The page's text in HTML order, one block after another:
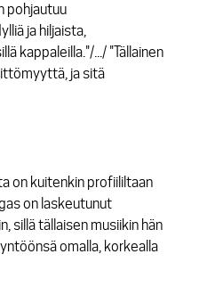
pohjautuu
ja hiljaista,
kappaleilla."/.../ "Tällainen
ja sitä
on kuitenkin profiililtaan
on laskeutunut
sillä tällaisen musiikin hän
omalla, korkealla